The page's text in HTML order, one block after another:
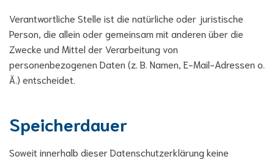
Verantwortliche Stelle ist die natürliche oder juristische
Person, die allein oder gemeinsam mit anderen über die
Zwecke und Mittel der Verarbeitung von
personenbezogenen Daten (z. B. Namen, E-Mail-Adressen o.
Ä.) entscheidet.
Speicherdauer
Soweit innerhalb dieser Datenschutzerklärung keine